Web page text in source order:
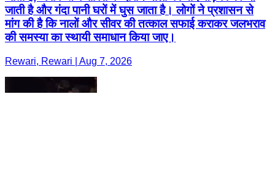
जाती है और गंदा पानी घरों में घुस जाता है। लोगों ने प्रशासन से
मांग की है कि नालों और सीवर की तत्काल सफाई कराकर जलभराव
की समस्या का स्थायी समाधान किया जाए।
Rewari, Rewari | Aug 7, 2026